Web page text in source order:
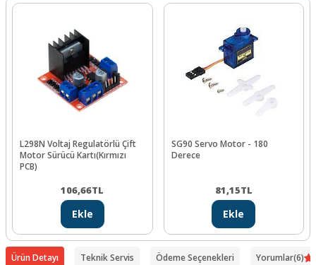
L298N Voltaj Regulatörlü Çift
Motor Sürücü Kartı(Kırmızı
PCB)
106,66TL
Ekle
SG90 Servo Motor - 180
Derece
81,15TL
Ekle
Ürün Detayı Teknik Servis Ödeme Seçenekleri Yorumlar(6)